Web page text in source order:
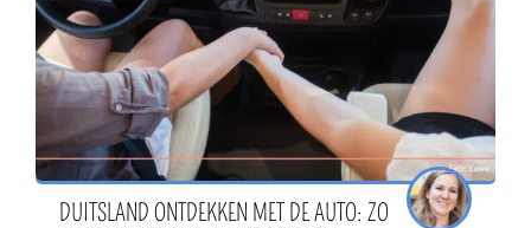
DUITSLAND ONTDEKKEN MET DE AUTO: ZO